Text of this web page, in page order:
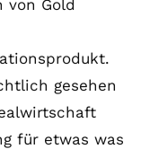
von Gold
gesehen
für etwas was